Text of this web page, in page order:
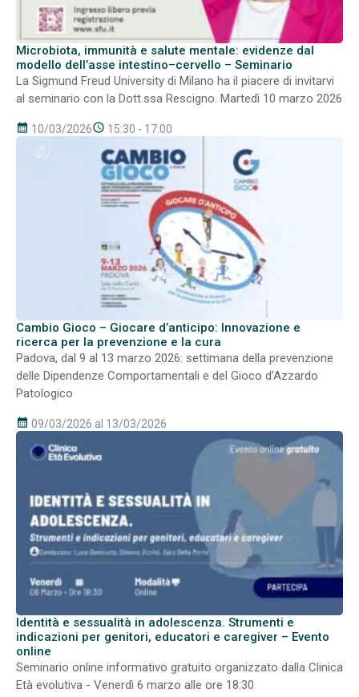
Microbiota, immunità e salute mentale: evidenze dal
modello dell’asse intestino–cervello – Seminario
La Sigmund Freud University di Milano ha il piacere di invitarvi
al seminario con la Dott.ssa Rescigno. Martedì 10 marzo 2026
calendar_month 10/03/2026schedule 15:30 - 17:00
Cambio Gioco – Giocare d’anticipo: Innovazione e
ricerca per la prevenzione e la cura
Padova, dal 9 al 13 marzo 2026: settimana della prevenzione
delle Dipendenze Comportamentali e del Gioco d’Azzardo
Patologico
calendar_month 09/03/2026 al 13/03/2026
Identità e sessualità in adolescenza. Strumenti e
indicazioni per genitori, educatori e caregiver – Evento
online
Seminario online informativo gratuito organizzato dalla Clinica
Età evolutiva - Venerdì 6 marzo alle ore 18:30